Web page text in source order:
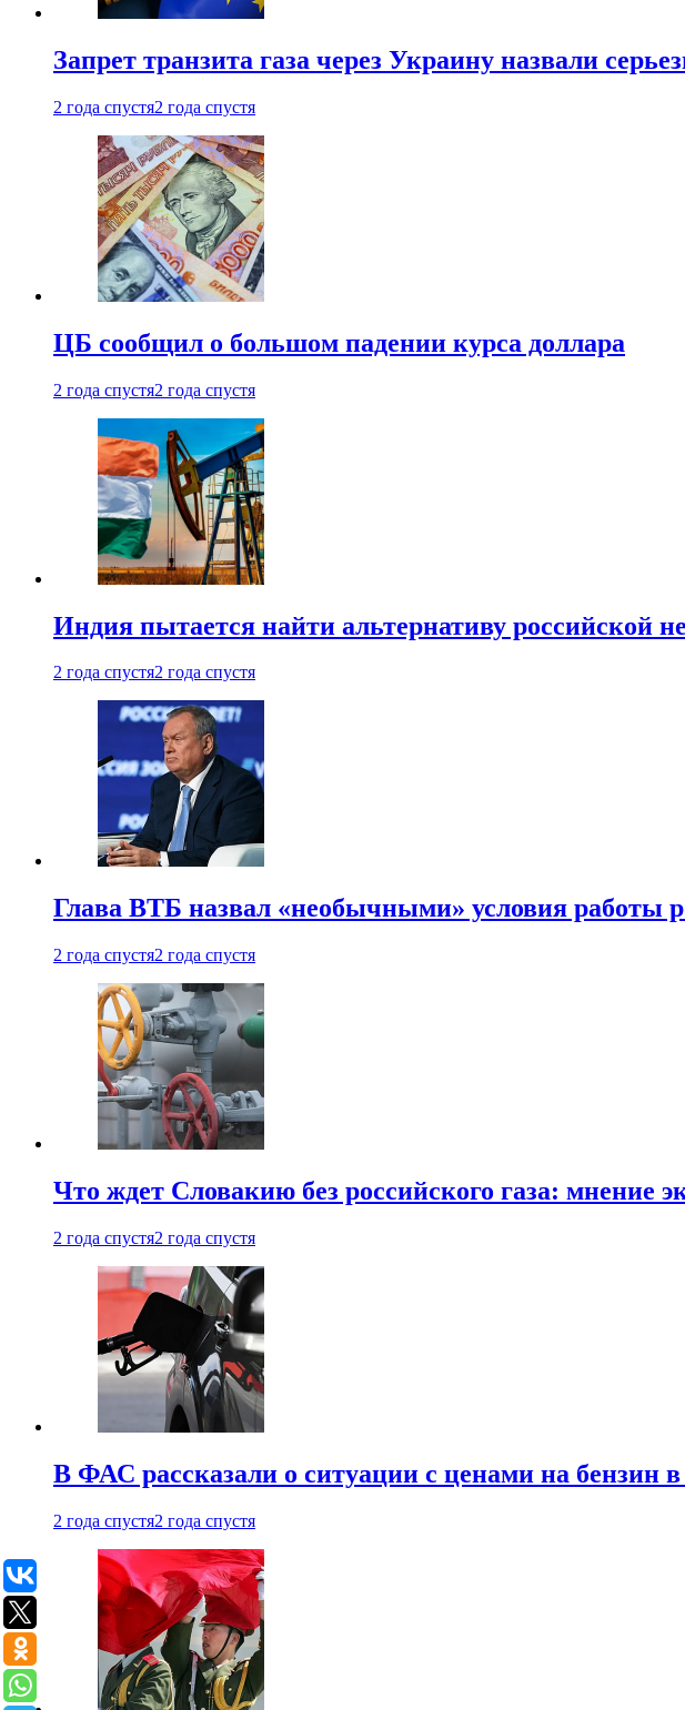
Запрет транзита газа через Украину назвали
2 года спустя2 года спустя
ЦБ сообщил о большом падении курса доллара
2 года спустя2 года спустя
Индия пытается найти альтернативу российской
2 года спустя2 года спустя
Глава ВТБ назвал «необычными» условия работы
2 года спустя2 года спустя
Что ждет Словакию без российского газа: мнение
2 года спустя2 года спустя
В ФАС рассказали о ситуации с ценами на бензин
2 года спустя2 года спустя